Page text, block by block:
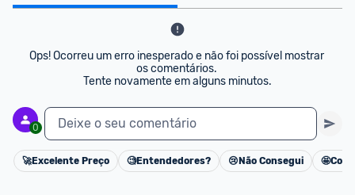
Ops! Ocorreu um erro inesperado e não foi possível mostrar
os comentários.
Tente novamente em alguns minutos.
0 Deixe o seu comentário
Cancelar
🚀Excelente Preço 🧐Entendedores? 😢 Não Consegui 🤩